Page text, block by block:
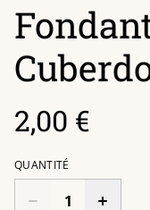
2,00 €
QUANTITÉ